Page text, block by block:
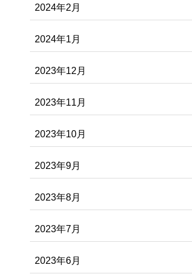
2024年2月
2024年1月
2023年12月
2023年11月
2023年10月
2023年9月
2023年8月
2023年7月
2023年6月